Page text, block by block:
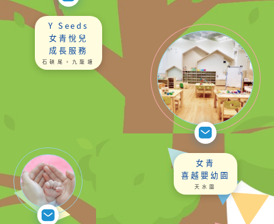
Y Seeds
女青悅兒
成長服務
石硤尾。九龍塘
女青
喜越嬰幼園
天水圍